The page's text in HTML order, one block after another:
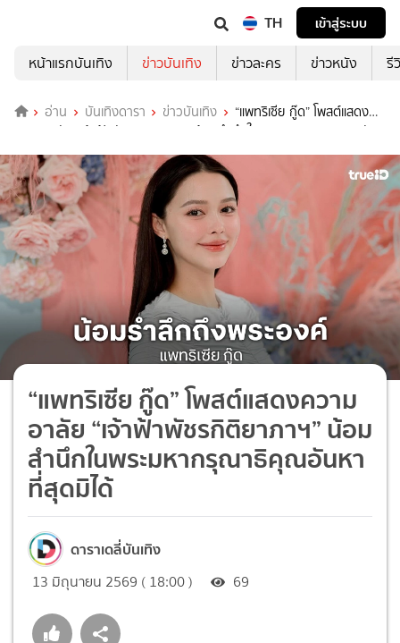
TH
เข้าสู่ระบบ
หน้าแรกบันเทิง
ข่าวบันเทิง ข่าวละคร ข่าวหนัง รี
อ่าน บันเทิงดารา ข่าวบันเทิง
“แพทริเซีย กู๊ด” โพสต์แสดง
ความอาลัย “เจ้าฟ้าพัชรกิติยาภาฯ” น้อมสำนึกในพระมหากรุณาธิคุณอัน
“แพทริเซีย กู๊ด” โพสต์แสดงความ
อาลัย “เจ้าฟ้าพัชรกิติยาภาฯ” น้อม
สำนึกในพระมหากรุณาธิคุณอันหา
ที่สุดมิได้
ดาราเดลี่บันเทิง
13 มิถุนายน 2569 ( 18:00 ) 69